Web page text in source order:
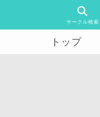
サークル検索
トップ